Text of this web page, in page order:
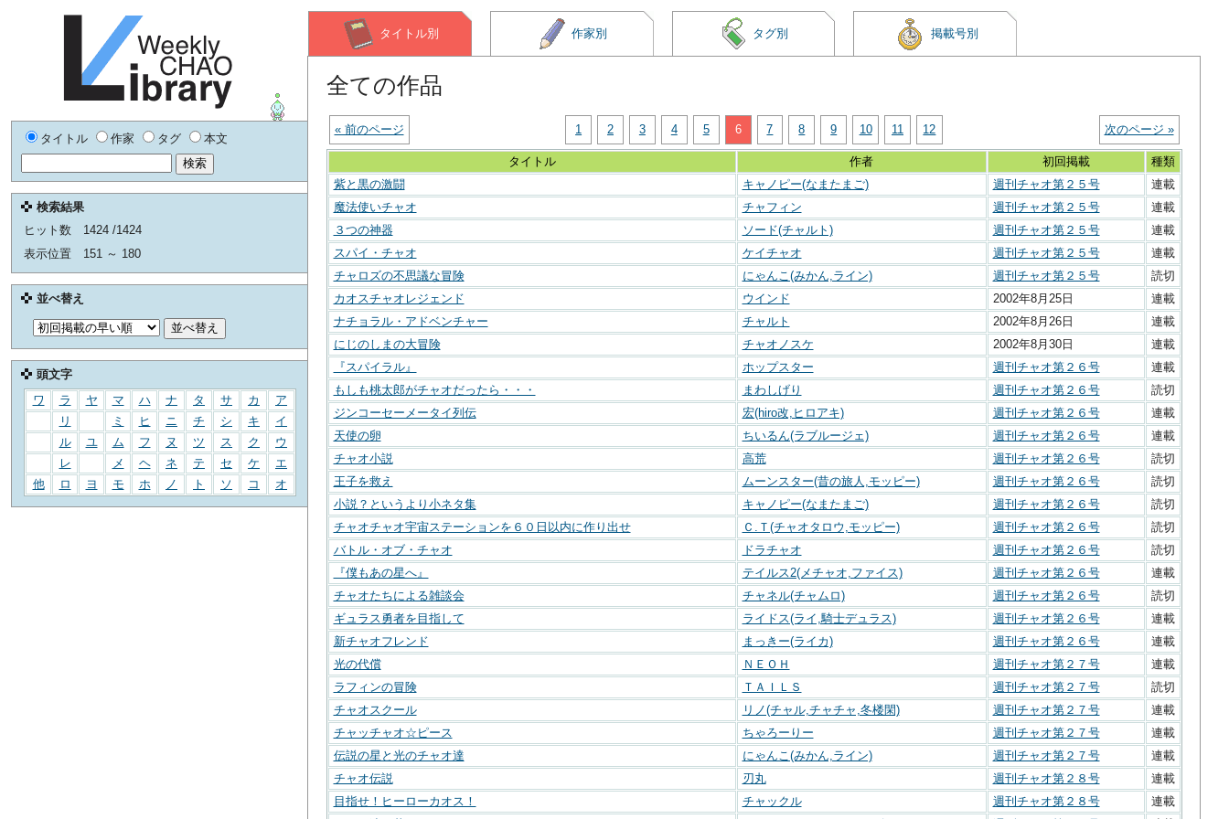
タイトル別 作家別 タグ別 掲載号別
全ての作品
« 前のページ 次のページ »
1 2 3 4 5 6 7 8 9 10 11 12
タイトル 作者 初回掲載
種類
紫と黒の激闘
キャノピー(なまたまご) 週刊チャオ第２５号
連載
魔法使いチャオ
チャフィン 週刊チャオ第２５号
連載
３つの神器
ソード(チャルト) 週刊チャオ第２５号
連載
スパイ・チャオ
ケイチャオ 週刊チャオ第２５号
連載
チャロズの不思議な冒険
にゃんこ(みかん,ライン) 週刊チャオ第２５号
読切
カオスチャオレジェンド
ウインド 2002年8月25日
連載
ナチョラル・アドベンチャー
チャルト 2002年8月26日
連載
にじのしまの大冒険
チャオノスケ 2002年8月30日
連載
『スパイラル』
ホップスター 週刊チャオ第２６号
連載
もしも桃太郎がチャオだったら・・・
まわしげり 週刊チャオ第２６号
読切
ジンコーセーメータイ列伝
宏(hiro改,ヒロアキ) 週刊チャオ第２６号
連載
天使の卵
ちいるん(ラブルージェ) 週刊チャオ第２６号
連載
チャオ小説
高荒 週刊チャオ第２６号
読切
王子を救え
ムーンスター(昔の旅人,モッピー) 週刊チャオ第２６号
読切
小説？というより小ネタ集
キャノピー(なまたまご) 週刊チャオ第２６号
読切
チャオチャオ宇宙ステーションを６０日以内に作り出せ
Ｃ.Ｔ(チャオタロウ,モッピー) 週刊チャオ第２６号
読切
バトル・オブ・チャオ
ドラチャオ 週刊チャオ第２６号
読切
『僕もあの星へ』
テイルス2(メチャオ,ファイス) 週刊チャオ第２６号
連載
チャオたちによる雑談会
チャネル(チャムロ) 週刊チャオ第２６号
読切
ギュラス勇者を目指して
ライドス(ライ,騎士デュラス) 週刊チャオ第２６号
連載
新チャオフレンド
まっきー(ライカ) 週刊チャオ第２６号
連載
光の代償
ＮＥＯＨ 週刊チャオ第２７号
連載
ラフィンの冒険
ＴＡＩＬＳ 週刊チャオ第２７号
読切
チャオスクール
リノ(チャル,チャチャ,冬楼閑) 週刊チャオ第２７号
連載
チャッチャオ☆ピース
ちゃろーりー 週刊チャオ第２７号
連載
伝説の星と光のチャオ達
にゃんこ(みかん,ライン) 週刊チャオ第２７号
連載
チャオ伝説
刃丸 週刊チャオ第２８号
連載
目指せ！ヒーローカオス！
チャックル 週刊チャオ第２８号
連載
タイトル 作家 タグ 本文
検索結果
ヒット数
1424 /1424
表示位置
151 ～ 180
並べ替え
頭文字
ワ
ラ ヤ マ ハ ナ タ サ カ
ア
リ
ミ ヒ ニ チ シ キ
イ
ル
ユ ム フ ヌ ツ ス ク
ウ
レ
メ ヘ ネ テ セ ケ
エ
他
ロ ヨ モ ホ ノ ト ソ コ オ